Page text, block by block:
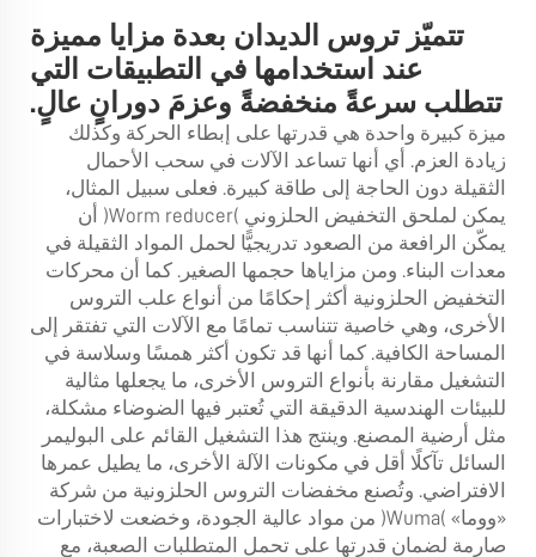
تتميّز تروس الديدان بعدة مزايا مميزة
عند استخدامها في التطبيقات التي
تتطلب سرعةً منخفضةً وعزمَ دورانٍ عالٍ.
ميزة كبيرة واحدة هي قدرتها على إبطاء الحركة وكذلك
زيادة العزم. أي أنها تساعد الآلات في سحب الأحمال
الثقيلة دون الحاجة إلى طاقة كبيرة. فعلى سبيل المثال،
يمكن لملحق التخفيض الحلزوني (Worm reducer) أن
يمكّن الرافعة من الصعود تدريجيًّا لحمل المواد الثقيلة في
معدات البناء. ومن مزاياها حجمها الصغير. كما أن محركات
التخفيض الحلزونية أكثر إحكامًا من أنواع علب التروس
الأخرى، وهي خاصية تتناسب تمامًا مع الآلات التي تفتقر إلى
المساحة الكافية. كما أنها قد تكون أكثر همسًا وسلاسة في
التشغيل مقارنة بأنواع التروس الأخرى، ما يجعلها مثالية
للبيئات الهندسية الدقيقة التي تُعتبر فيها الضوضاء مشكلة،
مثل أرضية المصنع. وينتج هذا التشغيل القائم على البوليمر
السائل تآكلًا أقل في مكونات الآلة الأخرى، ما يطيل عمرها
الافتراضي. وتُصنع مخفضات التروس الحلزونية من شركة
«ووما» (Wuma) من مواد عالية الجودة، وخضعت لاختبارات
صارمة لضمان قدرتها على تحمل المتطلبات الصعبة، مع